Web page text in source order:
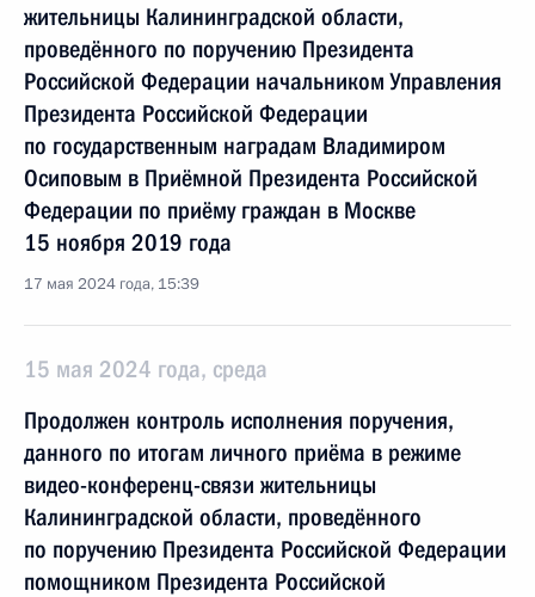
жительницы Калининградской области,
проведённого по поручению Президента
Российской Федерации начальником Управления
Президента Российской Федерации
по государственным наградам Владимиром
Осиповым в Приёмной Президента Российской
Федерации по приёму граждан в Москве
15 ноября 2019 года
17 мая 2024 года, 15:39
15 мая 2024 года, среда
Продолжен контроль исполнения поручения,
данного по итогам личного приёма в режиме
видео-конференц-связи жительницы
Калининградской области, проведённого
по поручению Президента Российской Федерации
помощником Президента Российской